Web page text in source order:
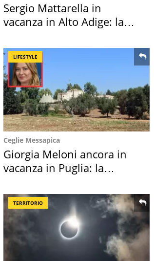
Sergio Mattarella in
vacanza in Alto Adige: la
LIFESTYLE
Ceglie Messapica
Giorgia Meloni ancora in
vacanza in Puglia: la
TERRITORIO